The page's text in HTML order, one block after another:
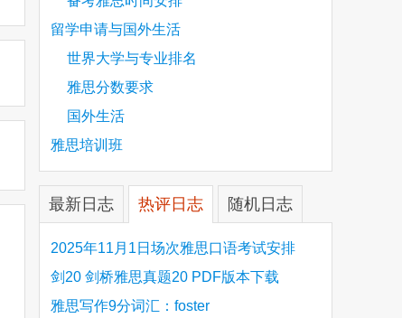
留学申请与国外生活
世界大学与专业排名
雅思分数要求
国外生活
雅思培训班
最新日志 热评日志 随机日志
2025年11月1日场次雅思口语考试安排
剑20 剑桥雅思真题20 PDF版本下载
雅思写作9分词汇：foster